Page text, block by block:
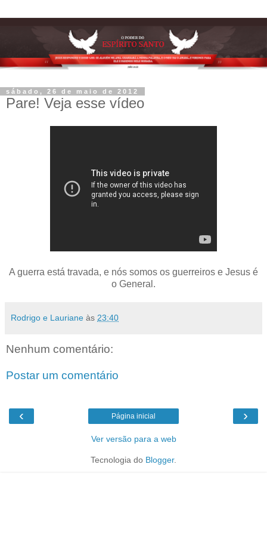
sábado, 26 de maio de 2012
Pare! Veja esse vídeo
A guerra está travada, e nós somos os guerreiros e Jesus é
o General.
Rodrigo e Lauriane às 23:40
Nenhum comentário:
Postar um comentário
‹ ›
Página inicial
Ver versão para a web
Tecnologia do Blogger.